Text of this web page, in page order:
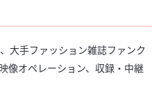
大手ファッション雑誌ファンク
像オペレーション、収録・中継